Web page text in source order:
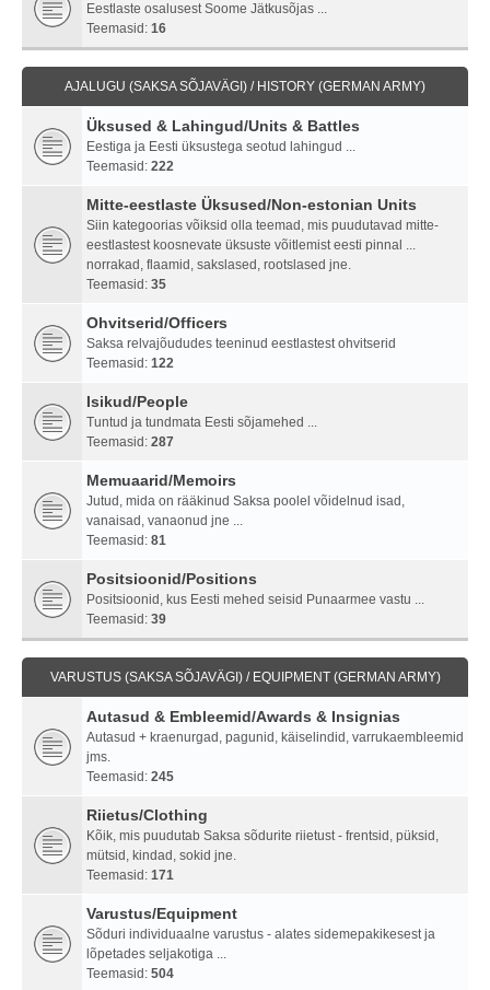
Eestlaste osalusest Soome Jätkusõjas ...
Teemasid: 16
AJALUGU (SAKSA SÕJAVÄGI) / HISTORY (GERMAN ARMY)
Üksused & Lahingud/Units & Battles
Eestiga ja Eesti üksustega seotud lahingud ...
Teemasid: 222
Mitte-eestlaste Üksused/Non-estonian Units
Siin kategoorias võiksid olla teemad, mis puudutavad mitte-
eestlastest koosnevate üksuste võitlemist eesti pinnal ...
norrakad, flaamid, sakslased, rootslased jne.
Teemasid: 35
Ohvitserid/Officers
Saksa relvajõududes teeninud eestlastest ohvitserid
Teemasid: 122
Isikud/People
Tuntud ja tundmata Eesti sõjamehed ...
Teemasid: 287
Memuaarid/Memoirs
Jutud, mida on rääkinud Saksa poolel võidelnud isad,
vanaisad, vanaonud jne ...
Teemasid: 81
Positsioonid/Positions
Positsioonid, kus Eesti mehed seisid Punaarmee vastu ...
Teemasid: 39
VARUSTUS (SAKSA SÕJAVÄGI) / EQUIPMENT (GERMAN ARMY)
Autasud & Embleemid/Awards & Insignias
Autasud + kraenurgad, pagunid, käiselindid, varrukaembleemid
jms.
Teemasid: 245
Riietus/Clothing
Kõik, mis puudutab Saksa sõdurite riietust - frentsid, püksid,
mütsid, kindad, sokid jne.
Teemasid: 171
Varustus/Equipment
Sõduri individuaalne varustus - alates sidemepakikesest ja
lõpetades seljakotiga ...
Teemasid: 504